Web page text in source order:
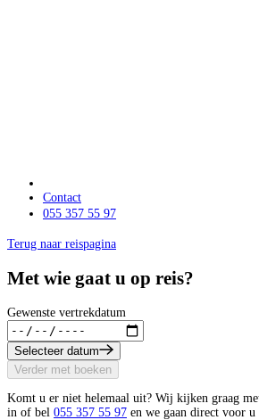
Contact
055 357 55 97
Terug naar reispagina
Met wie gaat u op reis?
Gewenste vertrekdatum
Selecteer datum
Verder met boeken
Komt u er niet helemaal uit? Wij kijken graag
in of bel 055 357 55 97 en we gaan direct voor u